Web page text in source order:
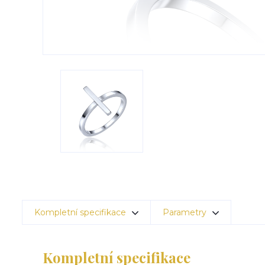
Kompletní specifikace Parametry
Kompletní specifikace